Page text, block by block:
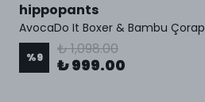
hippopants
AvocaDo It Boxer & Bambu Çorap
%9 ₺ 1,098.00
₺ 999.00